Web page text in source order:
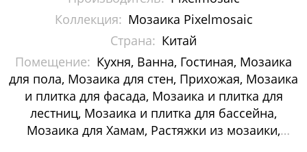
Мозаика Decor-mosaic
Мозаика Imagine Mosaic
Мозаика Irida
Мозаика Keramograd
Мозаика Mir Mosaic
Коллекция: Мозаика Pixelmosaic
Страна: Китай
Помещение: Кухня, Ванна, Гостиная, Мозаика
для пола, Мозаика для стен, Прихожая, Мозаика
и плитка для фасада, Мозаика и плитка для
лестниц, Мозаика и плитка для бассейна,
Мозаика для Хамам, Растяжки из мозаики,